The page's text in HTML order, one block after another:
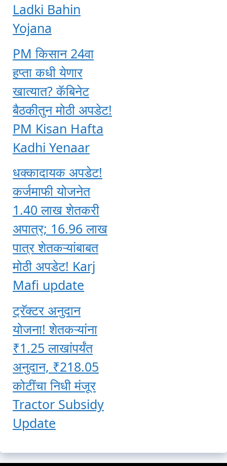
Ladki Bahin
Yojana
PM किसान 24वा
हप्ता कधी येणार
खात्यात? कॅबिनेट
बैठकीतुन मोठी अपडेट!
PM Kisan Hafta
Kadhi Yenaar
धक्कादायक अपडेट!
कर्जमाफी योजनेत
1.40 लाख शेतकरी
अपात्र; 16.96 लाख
पात्र शेतकऱ्यांबाबत
मोठी अपडेट! Karj
Mafi update
ट्रॅक्टर अनुदान
योजना! शेतकऱ्यांना
₹1.25 लाखांपर्यंत
अनुदान, ₹218.05
कोटींचा निधी मंजूर
Tractor Subsidy
Update